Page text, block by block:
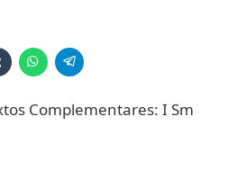
Complementares: I Sm